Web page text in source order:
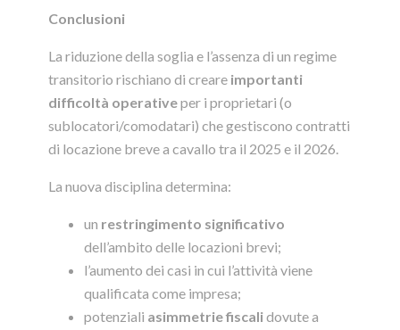
Conclusioni
La riduzione della soglia e l’assenza di un regime
transitorio rischiano di creare importanti
difficoltà operativeper i proprietari (o
sublocatori/comodatari) che gestiscono contratti
di locazione breve a cavallo tra il 2025 e il 2026.
La nuova disciplina determina:
un restringimento significativo
dell’ambito delle locazioni brevi;
l’aumento dei casi in cui l’attività viene
qualificata come impresa;
potenziali asimmetrie fiscalidovute a